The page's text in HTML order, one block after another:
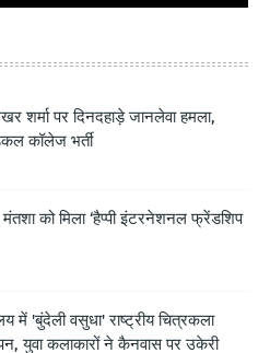
शर्मा पर दिनदहाड़े जानलेवा हमला,
कॉलेज भर्ती
को मिला ‘हैप्पी इंटरनेशनल फ्रेंडशिप
में 'बुंदेली वसुधा' राष्ट्रीय चित्रकला
युवा कलाकारों ने कैनवास पर उकेरी